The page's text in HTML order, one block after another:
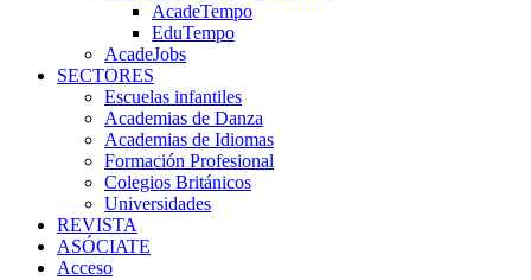
AcadeTempo
EduTempo
AcadeJobs
SECTORES
Escuelas infantiles
Academias de Danza
Academias de Idiomas
Formación Profesional
Colegios Británicos
Universidades
REVISTA
ASÓCIATE
Acceso